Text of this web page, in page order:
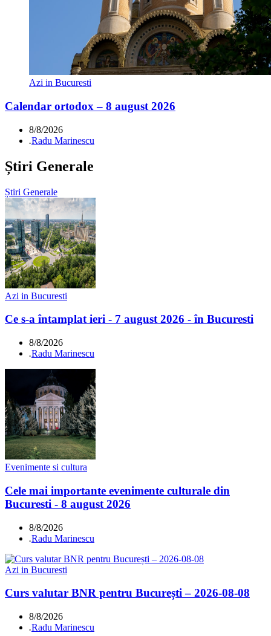
Azi in Bucuresti
Calendar ortodox – 8 august 2026
8/8/2026
.Radu Marinescu
Știri Generale
Știri Generale
Azi in Bucuresti
Ce s-a întamplat ieri - 7 august 2026 - în Bucuresti
8/8/2026
.Radu Marinescu
Evenimente si cultura
Cele mai importante evenimente culturale din
Bucuresti - 8 august 2026
8/8/2026
.Radu Marinescu
Azi in Bucuresti
Curs valutar BNR pentru București – 2026-08-08
8/8/2026
.Radu Marinescu